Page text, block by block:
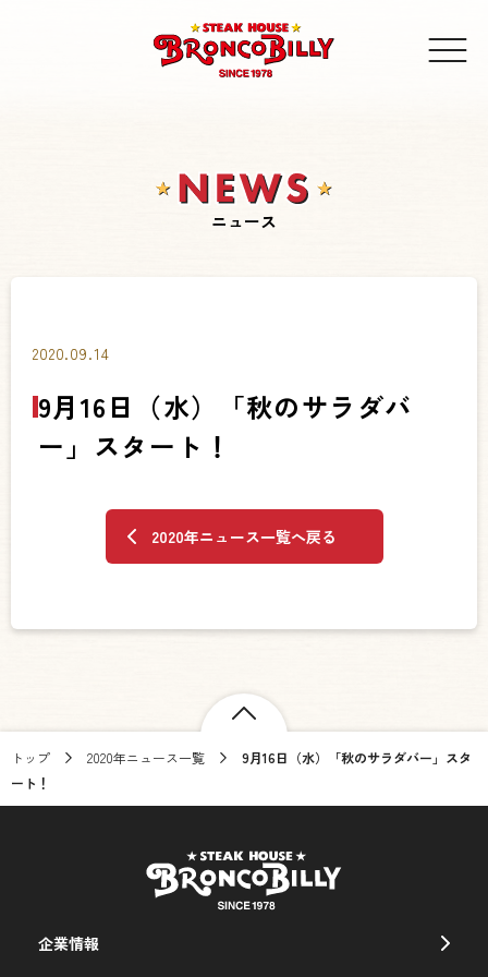
ニュース
2020.09.14
9月16日（水）「秋のサラダバ
ー」スタート！
2020年ニュース一覧へ戻る
トップ 2020年ニュース一覧
9月16日（水）「秋のサラダバー」スタ
ート！
企業情報